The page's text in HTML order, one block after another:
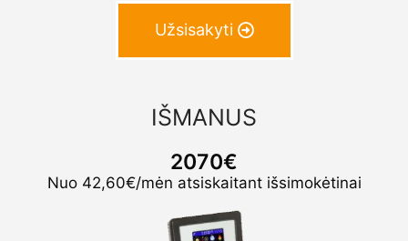
Užsisakyti
IŠMANUS
2070€
Nuo 42,60€/mėn atsiskaitant išsimokėtinai